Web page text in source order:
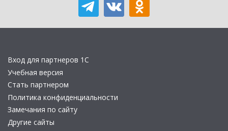
Вход для партнеров 1С
Учебная версия
Стать партнером
Политика конфиденциальности
Замечания по сайту
Другие сайты